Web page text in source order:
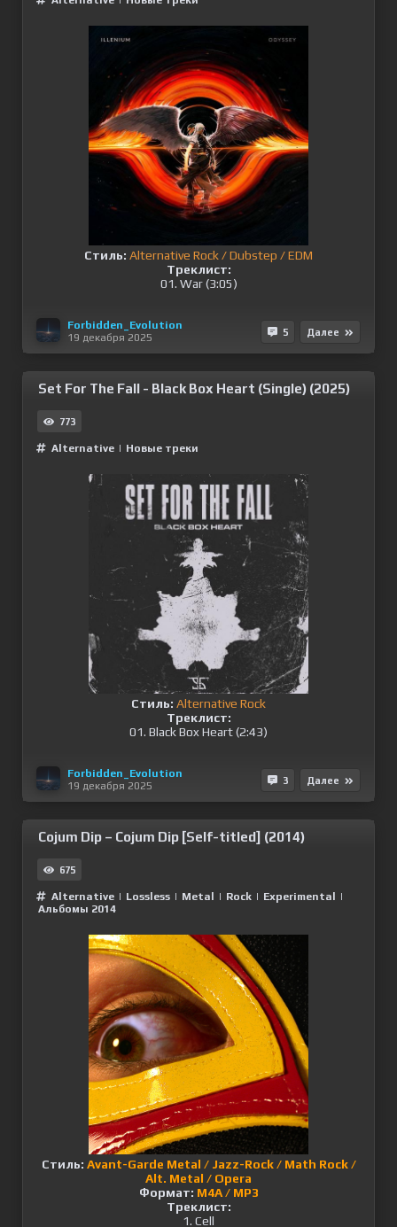
Стиль: Alternative Rock / Dubstep / EDM
Треклист:
01. War (3:05)
Forbidden_Evolution
19 декабря 2025
5 Далее
Set For The Fall - Black Box Heart (Single) (2025)
773
Alternative | Новые треки
Стиль: Alternative Rock
Треклист:
01. Black Box Heart (2:43)
Forbidden_Evolution
19 декабря 2025
3 Далее
Cojum Dip – Cojum Dip [Self-titled] (2014)
675
Alternative | Lossless | Metal | Rock | Experimental
|
Альбомы 2014
Стиль: Avant-Garde Metal / Jazz-Rock / Math Rock /
Alt. Metal / Opera
Формат: M4A / MP3
Треклист:
1. Cell